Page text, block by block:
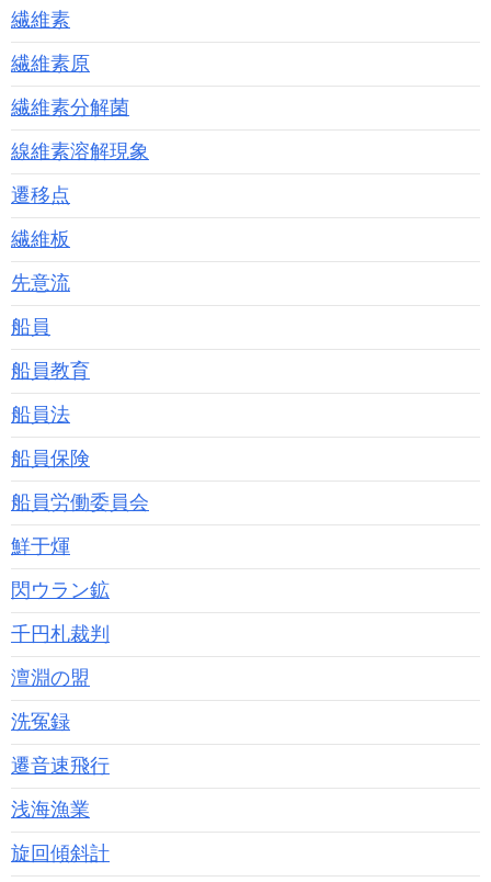
繊維素
繊維素原
繊維素分解菌
線維素溶解現象
遷移点
繊維板
先意流
船員
船員教育
船員法
船員保険
船員労働委員会
鮮于煇
閃ウラン鉱
千円札裁判
澶淵の盟
洗冤録
遷音速飛行
浅海漁業
旋回傾斜計